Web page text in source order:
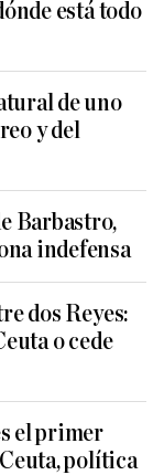
está todo
de uno
y del
Barbastro,
indefensa
dos Reyes:
o cede
el primer
política